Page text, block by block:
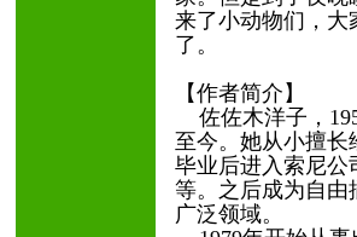
来了小动物们，大
了。
【作者简介】
佐佐木洋子，
至今。她从小擅
毕业后进入索尼公
等。之后成为自由
广泛领域。